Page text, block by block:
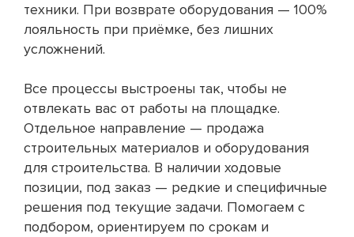
техники. При возврате оборудования — 100%
лояльность при приёмке, без лишних
усложнений.
Все процессы выстроены так, чтобы не
отвлекать вас от работы на площадке.
Отдельное направление — продажа
строительных материалов и оборудования
для строительства. В наличии ходовые
позиции, под заказ — редкие и специфичные
решения под текущие задачи. Помогаем с
подбором, ориентируем по срокам и